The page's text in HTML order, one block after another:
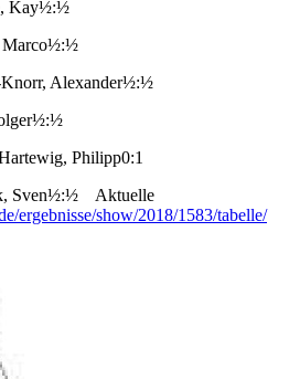
Kay½:½
Marco½:½
Knorr, Alexander½:½
Philipp0:1
Sven½:½ Aktuelle
ergebnisse/show/2018/1583/tabelle/